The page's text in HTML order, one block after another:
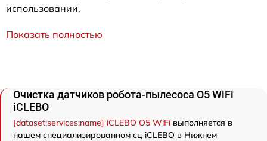
использовании.
Показать полностью
Очистка датчиков робота-пылесоса O5 WiFi
iCLEBO
[dataset:services:name] iCLEBO O5 WiFi выполняется в
нашем специализированном сц iCLEBO в Нижнем